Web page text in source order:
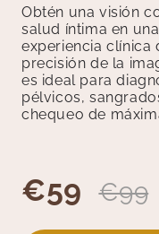
Ginecología
Medicina Estética
Fisioterapia
Hematología
Medicina General
Medicina y Terapias
Nutrición
Oftalmología
Obtén una visión
salud íntima en
experiencia clínica
precisión de la
es ideal para
pélvicos,
chequeo de
€59 €99